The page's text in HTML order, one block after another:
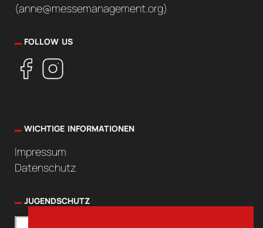
(anne@messemanagement.org)
FOLLOW US
WICHTIGE INFORMATIONEN
Impressum
Datenschutz
JUGENDSCHUTZ